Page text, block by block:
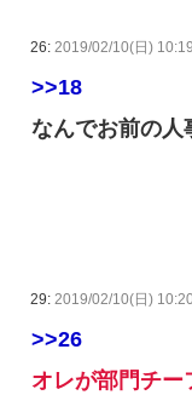
26: 2019/02/10(日)
>>18
なんでお前の人
29: 2019/02/10(日)
>>26
オレが部門チー